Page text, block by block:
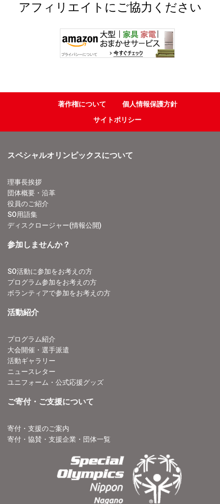
アフィリエイトにご協力ください
著作権について
個人情報保護方針
サイトポリシー
スペシャルオリンピックスについて
理事長挨拶
団体概要・沿革
役員のご紹介
SO用語集
ディスクロージャー(情報公開)
参加しませんか？
SO活動に参加をお考えの方
プログラム参加をお考えの方
ボランティアで参加をお考えの方
活動紹介
プログラム紹介
大会開催・選手派遣
活動ギャラリー
ニュースレター
ユニフォーム・公式応援グッズ
ご寄付・ご支援について
寄付・支援のご案内
寄付・協賛・支援企業・団体一覧